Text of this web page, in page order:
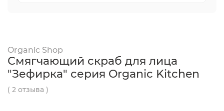
Organic Shop
Смягчающий скраб для лица
"Зефирка" серия Organic Kitchen
( 2 отзыва )